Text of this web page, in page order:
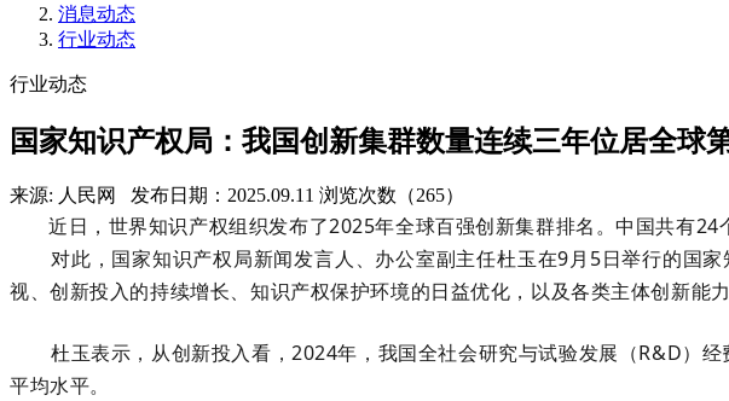
消息动态
行业动态
行业动态
国家知识产权局：我国创新集群数量连续三年位居全球
来源: 人民网 发布日期：2025.09.11 浏览次数（265）
近日，世界知识产权组织发布了2025年全球百强创新集群排名。中国共有24
对此，国家知识产权局新闻发言人、办公室副主任杜玉在9月5日举行的国
视、创新投入的持续增长、知识产权保护环境的日益优化，以及各类主体创新能力
杜玉表示，从创新投入看，2024年，我国全社会研究与试验发展（R&D）
平均水平。